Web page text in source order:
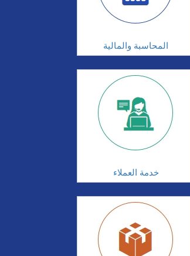
المحاسبة والمالية
خدمة العملاء